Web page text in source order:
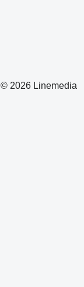
© 2026 Linemedia